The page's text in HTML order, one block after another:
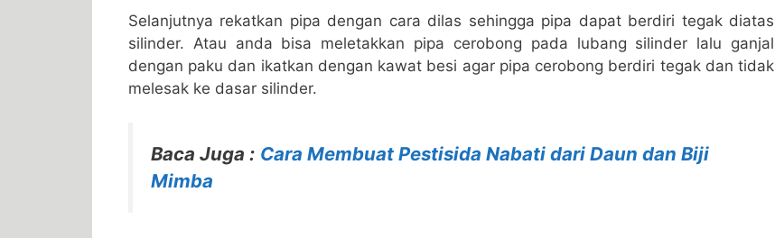
Selanjutnya rekatkan pipa dengan cara dilas sehingga pipa dapat berdiri tegak diatas
silinder. Atau anda bisa meletakkan pipa cerobong pada lubang silinder lalu ganjal
dengan paku dan ikatkan dengan kawat besi agar pipa cerobong berdiri tegak dan tidak
melesak ke dasar silinder.
Baca Juga : Cara Membuat Pestisida Nabati dari Daun dan Biji
Mimba